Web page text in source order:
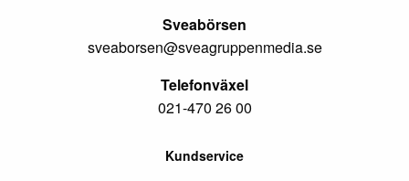
Sveabörsen
sveaborsen@sveagruppenmedia.se
Telefonväxel
021-470 26 00
Kundservice